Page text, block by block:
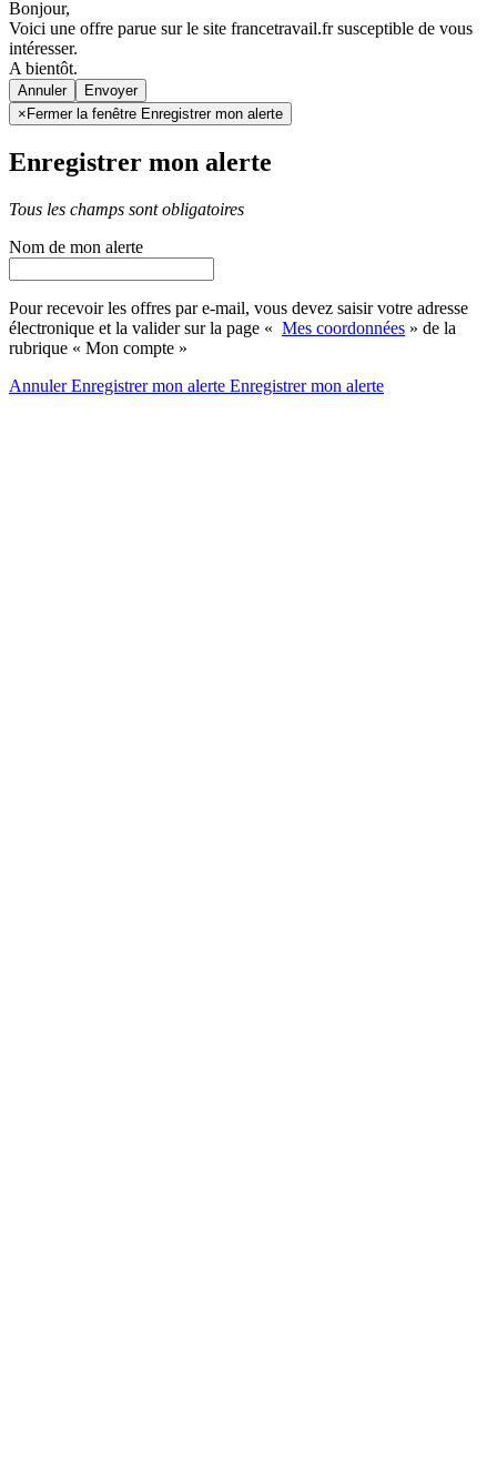
Bonjour,
Voici une offre parue sur le site francetravail.fr susceptible de vous
intéresser.
A bientôt.
Annuler
× Fermer la fenêtre Enregistrer mon alerte
Enregistrer mon alerte
Tous les champs sont obligatoires
Nom de mon alerte
Pour recevoir les offres par e-mail, vous devez saisir votre adresse
électronique et la valider sur la page « Mes coordonnées » de la
rubrique « Mon compte »
AnnulerEnregistrer mon alerte Enregistrermon alerte